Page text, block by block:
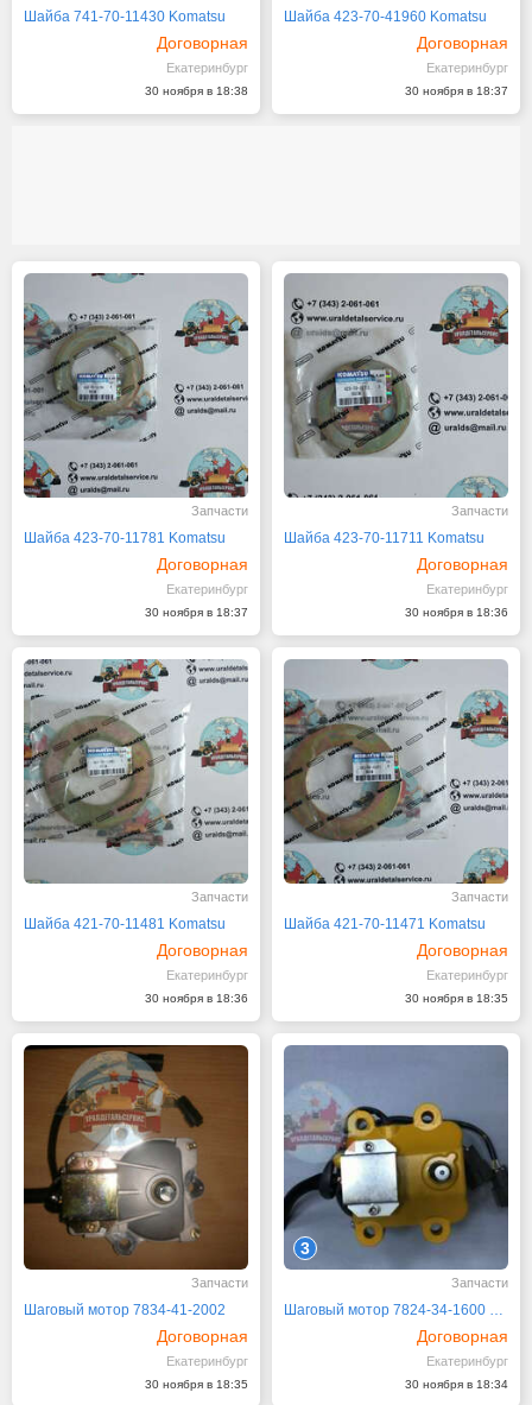
Шайба 741-70-11430 Komatsu
Договорная
Екатеринбург
30 ноября в 18:38
Шайба 423-70-41960 Komatsu
Договорная
Екатеринбург
30 ноября в 18:37
Запчасти
Шайба 423-70-11781 Komatsu
Договорная
Екатеринбург
30 ноября в 18:37
Запчасти
Шайба 423-70-11711 Komatsu
Договорная
Екатеринбург
30 ноября в 18:36
Запчасти
Шайба 421-70-11481 Komatsu
Договорная
Екатеринбург
30 ноября в 18:36
Запчасти
Шайба 421-70-11471 Komatsu
Договорная
Екатеринбург
30 ноября в 18:35
Запчасти
Шаговый мотор 7834-41-2002
Договорная
Екатеринбург
30 ноября в 18:35
3
Запчасти
Договорная
Екатеринбург
30 ноября в 18:34